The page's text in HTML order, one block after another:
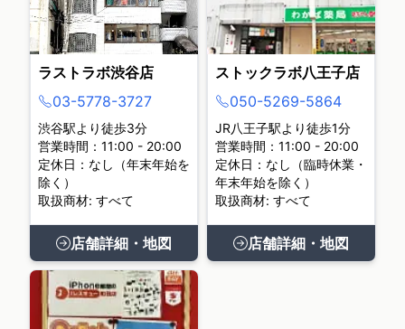
ラストラボ渋谷店
03-5778-3727
渋谷駅より徒歩3分
営業時間：11:00 - 20:00
定休日：なし（年末年始を
除く）
取扱商材: すべて
店舗詳細・地図
ストックラボ八王子店
050-5269-5864
JR八王子駅より徒歩1分
営業時間：11:00 - 20:00
定休日：なし（臨時休業・
年末年始を除く）
取扱商材: すべて
店舗詳細・地図